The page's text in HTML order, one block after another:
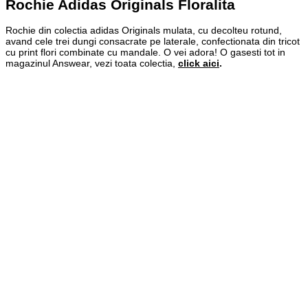
Rochie Adidas Originals Floralita
Rochie din colectia adidas Originals mulata, cu decolteu rotund,
avand cele trei dungi consacrate pe laterale, confectionata din tricot
cu print flori combinate cu mandale. O vei adora! O gasesti tot in
magazinul Answear, vezi toata colectia, click aici.